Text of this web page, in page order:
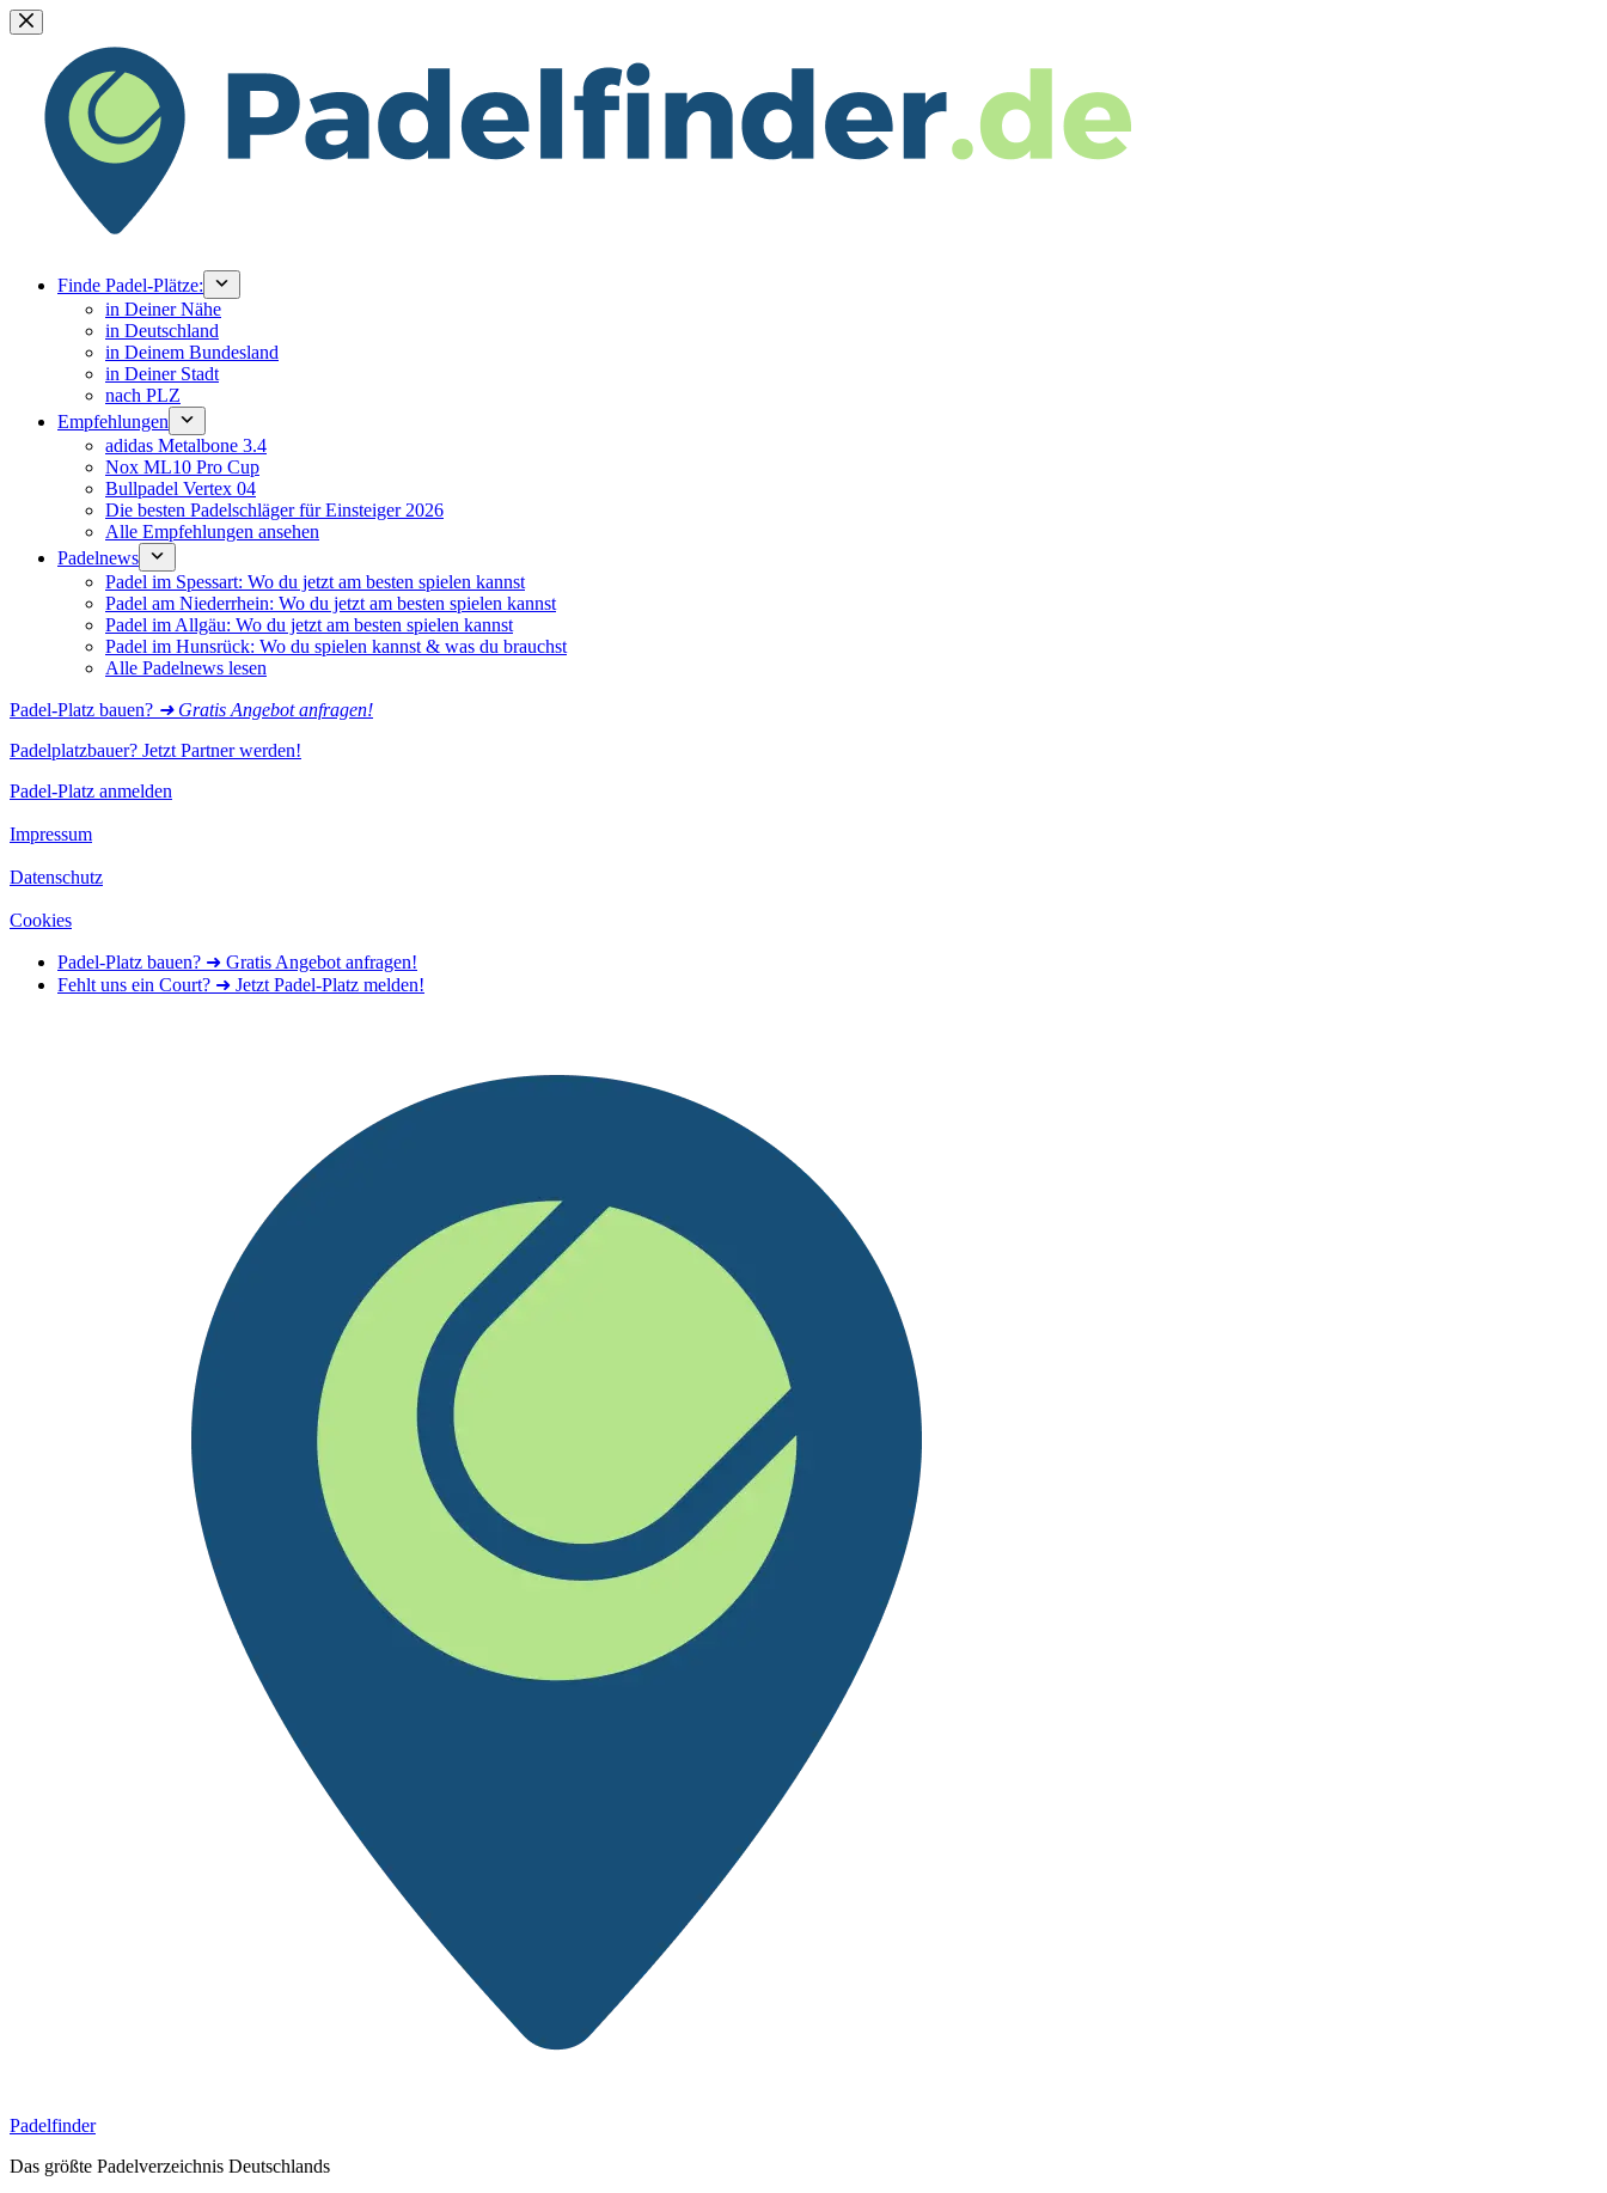
Zum
Inhalt
springen
Finde Padel-Plätze:
in Deiner Nähe
in Deutschland
in Deinem Bundesland
in Deiner Stadt
nach PLZ
Empfehlungen
adidas Metalbone 3.4
Nox ML10 Pro Cup
Bullpadel Vertex 04
Die besten Padelschläger für Einsteiger 2026
Alle Empfehlungen ansehen
Padelnews
Padel im Spessart: Wo du jetzt am besten spielen kannst
Padel am Niederrhein: Wo du jetzt am besten spielen kannst
Padel im Allgäu: Wo du jetzt am besten spielen kannst
Padel im Hunsrück: Wo du spielen kannst & was du brauchst
Alle Padelnews lesen
Padel-Platz bauen? ➜ Gratis Angebot anfragen!
Padelplatzbauer? Jetzt Partner werden!
Padel-Platz anmelden
Impressum
Datenschutz
Cookies
Padel-Platz bauen? ➜ Gratis Angebot anfragen!
Fehlt uns ein Court? ➜ Jetzt Padel-Platz melden!
Padelfinder
Das größte Padelverzeichnis Deutschlands